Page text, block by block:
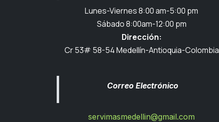
Lunes-Viernes 8:00 am-5:00 pm
Sábado 8:00am-12:00 pm
Dirección:
Cr 53# 58-54 Medellín-Antioquia-Colombia
Correo Electrónico
servimasmedellin@gmail.com